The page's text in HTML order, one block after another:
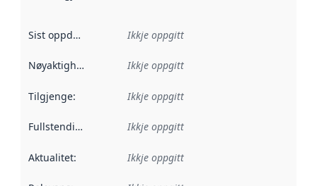
Sist oppdatert Ikkje oppgitt
Nøyaktigheit Ikkje oppgitt
Tilgjenge: Ikkje oppgitt
Fullstendigheit Ikkje oppgitt
Aktualitet: Ikkje oppgitt